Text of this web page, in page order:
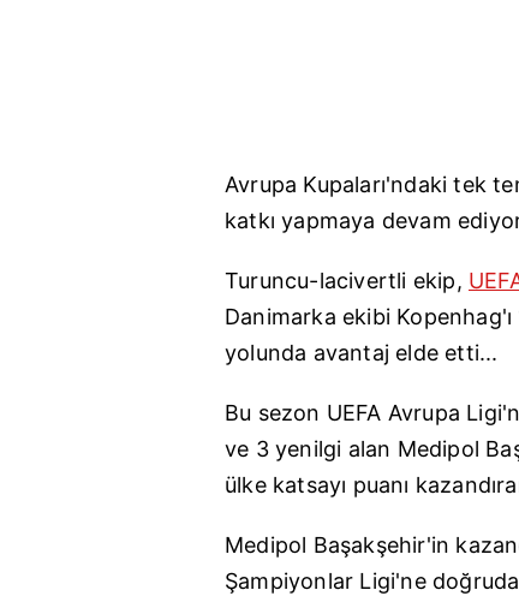
Avrupa Kupaları'ndaki tek
katkı yapmaya devam
Turuncu-lacivertli ekip,
Danimarka ekibi Kopenhag'ı
yolunda avantaj elde etti...
Bu sezon UEFA Avrupa L
ve 3 yenilgi alan Medipol B
ülke katsayı puanı
Medipol Başakşehir'in
Şampiyonlar Ligi'ne